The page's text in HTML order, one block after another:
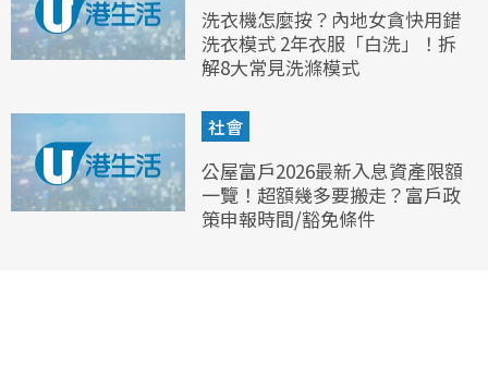
洗衣機怎麼按？內地女貪快用錯
洗衣模式 2年衣服「白洗」！拆
解8大常見洗滌模式
社會
公屋富戶2026最新入息資產限額
一覽！超額幾多要搬走？富戶政
策申報時間/豁免條件